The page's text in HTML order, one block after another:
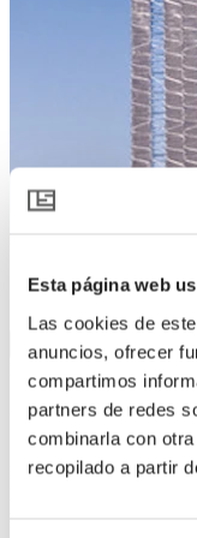
Esta página web
Las cookies de
anuncios, ofrecer
compartimos
partners de redes
combinarla con
recopilado a partir
SOLARO
Descargar
Descripción del producto
Sombreo y
SOLARO 6125 O FB
Durante la noche